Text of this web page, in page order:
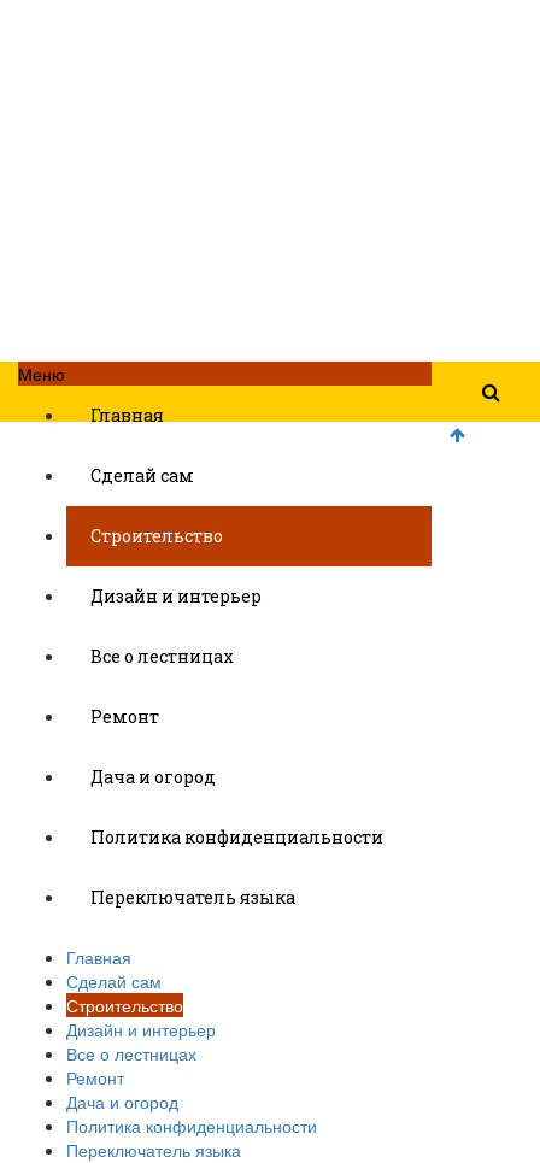
Меню
Главная
Сделай сам
Строительство
Дизайн и интерьер
Все о лестницах
Ремонт
Дача и огород
Политика конфиденциальности
Переключатель языка
Главная
Сделай сам
Строительство
Дизайн и интерьер
Все о лестницах
Ремонт
Дача и огород
Политика конфиденциальности
Переключатель языка